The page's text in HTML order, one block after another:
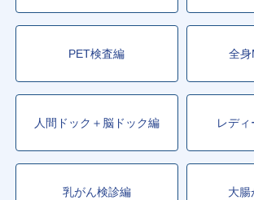
PET検査編 全
人間ドック＋脳ドック編 レデ
乳がん検診編 大腸